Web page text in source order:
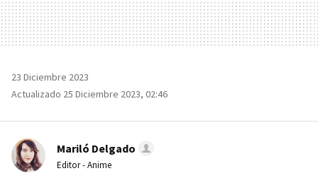
23 Diciembre 2023
Actualizado 25 Diciembre 2023, 02:46
Mariló Delgado
Editor - Anime